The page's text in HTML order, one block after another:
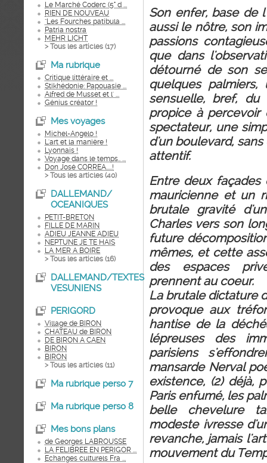
Le Marché Coderc (5° d ...
RIEN DE NOUVEAU
"Les Fourches patibula ...
Patria nostra
MEHR LICHT
> Tous les articles (17)
Ma rubrique
Critique littéraire et ...
Stikhédonie: Papouasie ...
Alfred de Musset et l' ...
Génius créator !
Mes voyages
Michel-Angelo !
L'art et la manière !
Lyonnais !
Voyage dans le temps.. ...
Don José CORREA.....!
> Tous les articles (40)
DALLEMAND/
OCEANIQUES
PETIT-BRETON
FILLE DE MARIN
ADIEU JEANNE ADIEU
NEPTUNE JE TE HAIS
LA MER A BOIRE
> Tous les articles (16)
DALLEMAND/TEXTES
VESUNIENS
PERIGORD
Village de BIRON
CHATEAU de BIRON
DE BIRON A CAEN
BIRON
BIRON
> Tous les articles (11)
Ma rubrique perso 7
Ma rubrique perso 8
Mes bons plans
de Georges LABROUSSE
LA FELIBREE EN PERIGOR ...
Echanges culturels Fra ...
Son enfer, base de
aussi le nôtre, son
passions
que dans
détourné de son
quelques palmiers,
sensuelle, bref,
propice à
spectateur, une
d'un boulevard,
attentif.
Entre deux façades
mauricienne et un
brutale gravité
Charles vers son
future
mêmes, et cette
des espaces
prennent au coeur.
La brutale dictature
provoque aux
hantise de la
lépreuses des
parisiens
mansarde Nerval
existence, (2) déjà,
Paris enfumé, les
belle chevelure
modeste ivresse
revanche, jamais
mouvement du